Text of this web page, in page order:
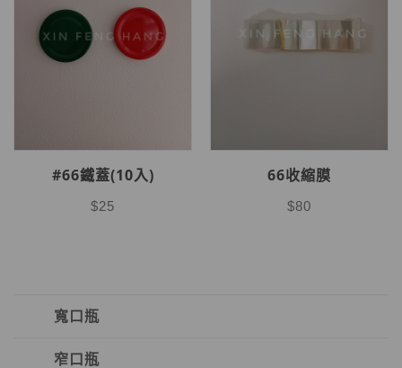
#66鐵蓋(10入)
$25
66收縮膜
$80
寬口瓶
窄口瓶